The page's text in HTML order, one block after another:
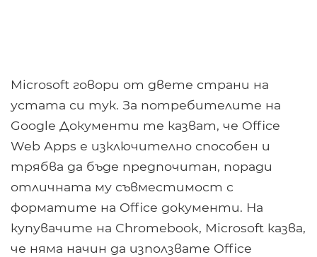
Microsoft говори от двете страни на
устата си тук. За потребителите на
Google Документи те казват, че Office
Web Apps е изключително способен и
трябва да бъде предпочитан, поради
отличната му съвместимост с
форматите на Office документи. На
купувачите на Chromebook, Microsoft казва,
че няма начин да използвате Office